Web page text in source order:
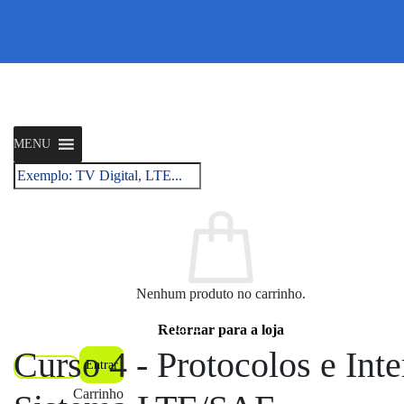
MENU
Pesquisar
por:
Nenhum produto no carrinho.
Retornar para a loja
Cadastrar Entrar
Carrinho
Tecnologia celular 4G - LTE
Curso 4 - Protocolos e